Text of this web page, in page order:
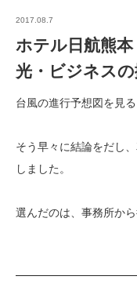
2017.08.7
ホテル日航熊
光・ビジネス
台風の進行予想図を見
そう早々に結論をだし
しました。
選んだのは、事務所か